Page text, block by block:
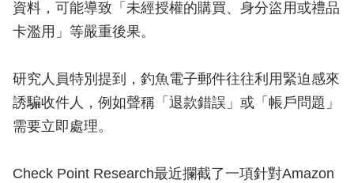
資料，可能導致「未經授權的購買、身分盜用或禮品
卡濫用」等嚴重後果。
研究人員特別提到，釣魚電子郵件往往利用緊迫感來
誘騙收件人，例如聲稱「退款錯誤」或「帳戶問題」
需要立即處理。
Check Point Research最近攔截了一項針對Amazon